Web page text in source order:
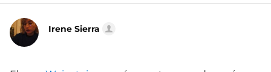
Irene Sierra